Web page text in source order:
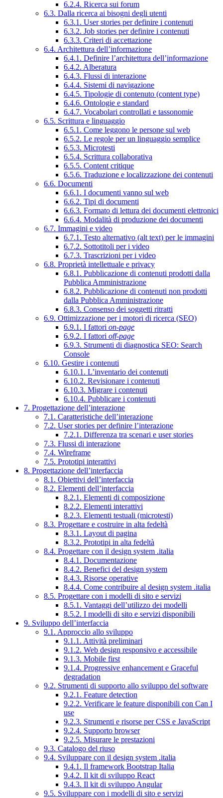
6.2.4. Ricerca sui forum
6.3. Dalla ricerca ai bisogni degli utenti
6.3.1. User stories per definire i contenuti
6.3.2. Job stories per definire i contenuti
6.3.3. Criteri di accettazione
6.4. Architettura dell’informazione
6.4.1. Definire l’architettura dell’informazione
6.4.2. Alberatura
6.4.3. Flussi di interazione
6.4.4. Sistemi di navigazione
6.4.5. Tipologie di contenuto (content type)
6.4.6. Ontologie e standard
6.4.7. Vocabolari controllati e tassonomie
6.5. Scrittura e linguaggio
6.5.1. Come leggono le persone sul web
6.5.2. Le regole per un linguaggio semplice
6.5.3. Microtesti
6.5.4. Scrittura collaborativa
6.5.5. Content critique
6.5.6. Traduzione e localizzazione dei contenuti
6.6. Documenti
6.6.1. I documenti vanno sul web
6.6.2. Tipi di documenti
6.6.3. Formato di lettura dei documenti elettronici
6.6.4. Modalità di produzione dei documenti
6.7. Immagini e video
6.7.1. Testo alternativo (alt text) per le immagini
6.7.2. Sottotitoli per i video
6.7.3. Trascrizioni per i video
6.8. Proprietà intellettuale e privacy
6.8.1. Pubblicazione di contenuti prodotti dalla
Pubblica Amministrazione
6.8.2. Pubblicazione di contenuti non prodotti
dalla Pubblica Amministrazione
6.8.3. Consenso dei soggetti ritratti
6.9. Ottimizzazione per i motori di ricerca (SEO)
6.9.1. I fattori on-page
6.9.2. I fattori off-page
6.9.3. Strumenti di diagnostica SEO: Search
Console
6.10. Gestire i contenuti
6.10.1. L’inventario dei contenuti
6.10.2. Revisionare i contenuti
6.10.3. Migrare i contenuti
6.10.4. Pubblicare i contenuti
7. Progettazione dell’interazione
7.1. Caratteristiche dell’interazione
7.2. User stories per definire l’interazione
7.2.1. Differenza tra scenari e user stories
7.3. Flussi di interazione
7.4. Wireframe
7.5. Prototipi interattivi
8. Progettazione dell’interfaccia
8.1. Obiettivi dell’interfaccia
8.2. Elementi dell’interfaccia
8.2.1. Elementi di composizione
8.2.2. Elementi interattivi
8.2.3. Elementi testuali (microtesti)
8.3. Progettare e costruire in alta fedeltà
8.3.1. Layout di pagina
8.3.2. Prototipi in alta fedeltà
8.4. Progettare con il design system .italia
8.4.1. Documentazione
8.4.2. Benefici del design system
8.4.3. Risorse operative
8.4.4. Come contribuire al design system .italia
8.5. Progettare con i modelli di sito e servizi
8.5.1. Vantaggi dell’utilizzo dei modelli
8.5.2. I modelli di sito e servizi disponibili
9. Sviluppo dell’interfaccia
9.1. Approccio allo sviluppo
9.1.1. Attività preliminari
9.1.2. Web design responsivo e accessibile
9.1.3. Mobile first
9.1.4. Progressive enhancement e Graceful
degradation
9.2. Strumenti di supporto allo sviluppo del software
9.2.1. Feature detection
9.2.2. Verificare le feature disponibili con Can I
use
9.2.3. Strumenti e risorse per CSS e JavaScript
9.2.4. Supporto browser
9.2.5. Misurare le prestazioni
9.3. Catalogo del riuso
9.4. Sviluppare con il design system .italia
9.4.1. Il framework Bootstrap Italia
9.4.2. Il kit di sviluppo React
9.4.3. Il kit di sviluppo Angular
9.5. Sviluppare con i modelli di sito e servizi